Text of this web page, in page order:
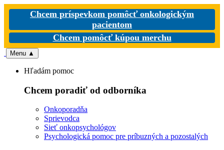
Chcem príspevkom pomôcť onkologickým
pacientom
Chcem pomôcť kúpou merchu
Menu ▲
Hľadám pomoc
Chcem poradiť od odborníka
Onkoporadňa
Sprievodca
Sieť onkopsychológov
Psychologická pomoc pre príbuzných a pozostalých